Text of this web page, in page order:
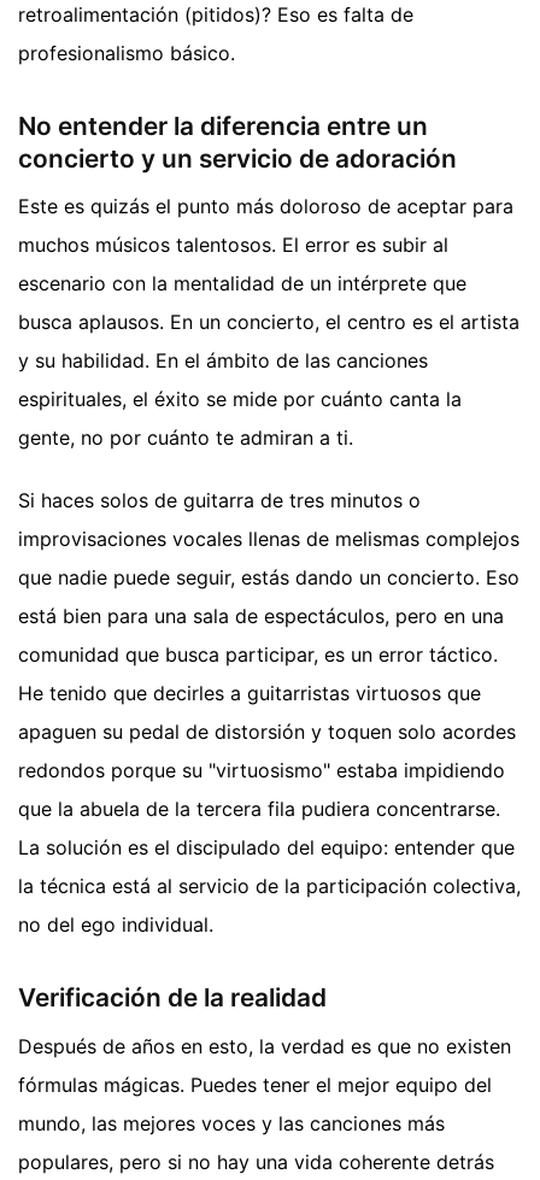
retroalimentación (pitidos)? Eso es falta de
profesionalismo básico.
No entender la diferencia entre un
concierto y un servicio de adoración
Este es quizás el punto más doloroso de aceptar para
muchos músicos talentosos. El error es subir al
escenario con la mentalidad de un intérprete que
busca aplausos. En un concierto, el centro es el artista
y su habilidad. En el ámbito de las canciones
espirituales, el éxito se mide por cuánto canta la
gente, no por cuánto te admiran a ti.
Si haces solos de guitarra de tres minutos o
improvisaciones vocales llenas de melismas complejos
que nadie puede seguir, estás dando un concierto. Eso
está bien para una sala de espectáculos, pero en una
comunidad que busca participar, es un error táctico.
He tenido que decirles a guitarristas virtuosos que
apaguen su pedal de distorsión y toquen solo acordes
redondos porque su "virtuosismo" estaba impidiendo
que la abuela de la tercera fila pudiera concentrarse.
La solución es el discipulado del equipo: entender que
la técnica está al servicio de la participación colectiva,
no del ego individual.
Verificación de la realidad
Después de años en esto, la verdad es que no existen
fórmulas mágicas. Puedes tener el mejor equipo del
mundo, las mejores voces y las canciones más
populares, pero si no hay una vida coherente detrás